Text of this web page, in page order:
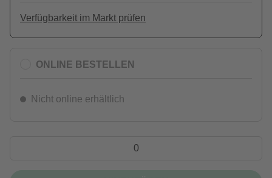
Verfügbarkeit im Markt prüfen
ONLINE BESTELLEN
Nicht online erhältlich